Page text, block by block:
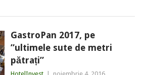
GastroPan 2017, pe
”ultimele sute de metri
pătrați”